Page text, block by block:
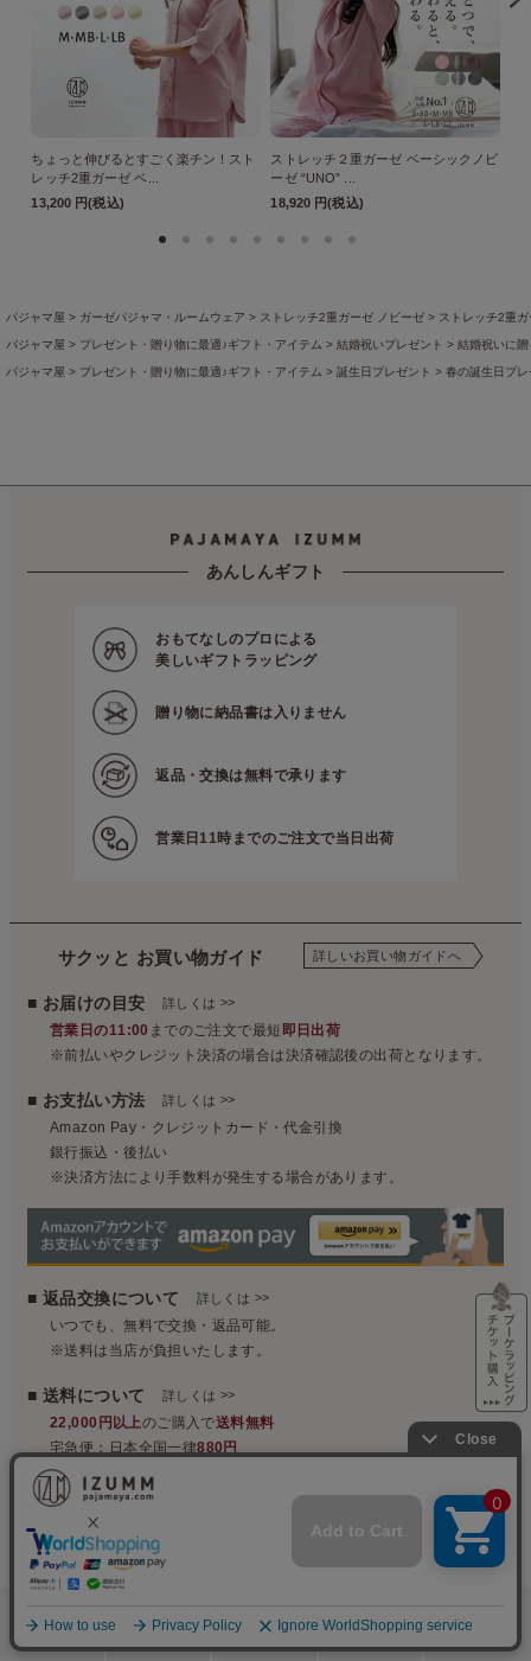
ホーム カート おねむりフェア
ちょっと伸びるとすごく楽チン！スト
レッチ2重ガーゼ ベ...
13,200 円(税込)
ストレッチ２重ガーゼ ベーシックノビ
ーゼ “UNO” ...
18,920 円(税込)
パジャマ屋 ガーゼパジャマ・ルームウェア ストレッチ2重ガーゼ ノビーゼ ストレッチ2重
パジャマ屋 プレゼント・贈り物に最適♪ギフト・アイテム 結婚祝いプレゼント 結婚祝いに
パジャマ屋 プレゼント・贈り物に最適♪ギフト・アイテム 誕生日プレゼント 春の誕生日プレ
盛夏向き 夏でも長袖＆七分袖
数量限定・在庫限り！アウトレット商品を集めました
あんしんギフト
おもてなしのプロによる
美しいギフトラッピング
贈り物に納品書は入りません
返品・交換は無料で承ります
営業日11時までのご注文で当日出荷
サクッと お買い物ガイド 詳しいお買い物ガイドへ
■ お届けの目安 詳しくは >>
営業日の11:00 までのご注文で最短 即日出荷
※前払いやクレジット決済の場合は決済確認後の出荷となります。
■ お支払い方法 詳しくは >>
Amazon Pay・クレジットカード・代金引換
銀行振込・後払い
※決済方法により手数料が発生する場合があります。
■ 返品交換について 詳しくは >>
いつでも、無料で交換・返品可能。
※送料は当店が負担いたします。
■ 送料について 詳しくは >>
22,000円以上のご購入で送料無料
宅急便：日本全国一律880円
ネコポス（対応商品のみ）日本全国一律
■ ラッピングについて
有料ラッピング385円〜
メッセージカード・紙袋
営業日カレンダー